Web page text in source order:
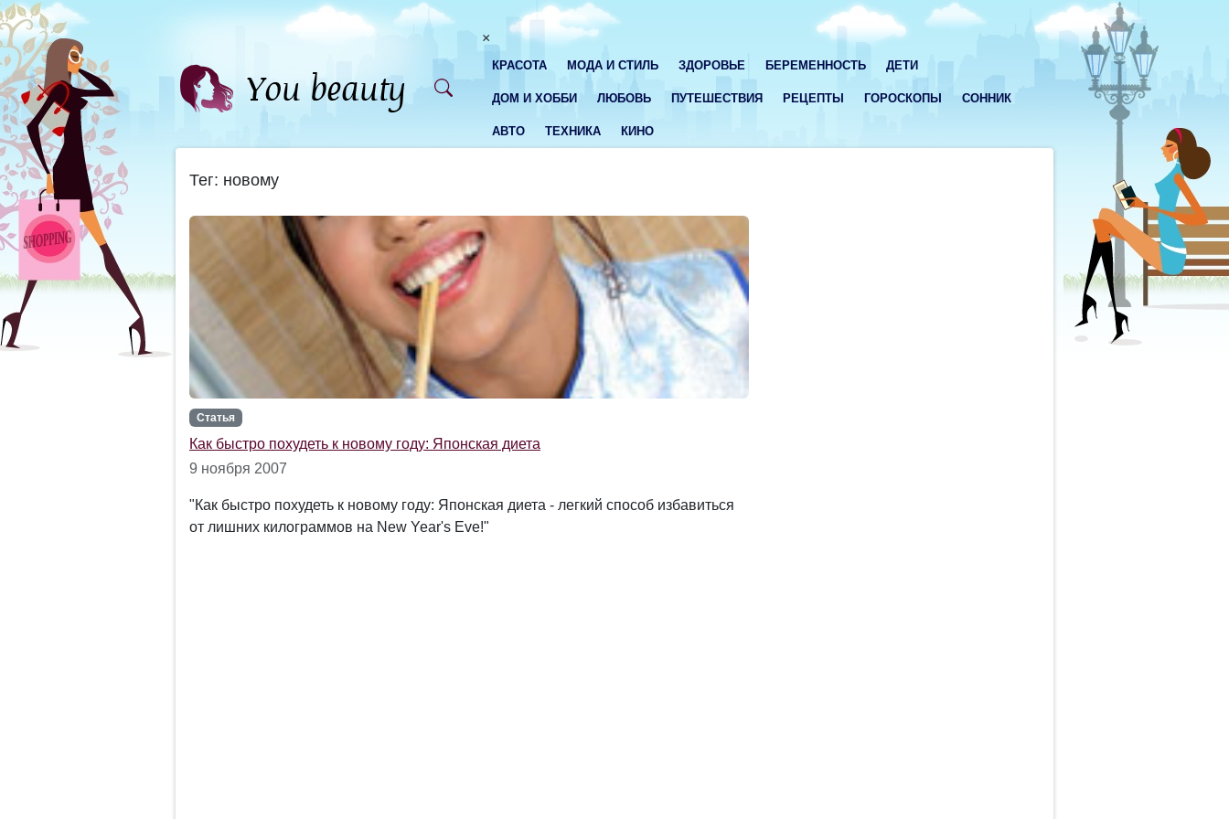
×
КРАСОТА МОДА И СТИЛЬ ЗДОРОВЬЕ БЕРЕМЕННОСТЬ ДЕТИ
ДОМ И ХОББИ ЛЮБОВЬ ПУТЕШЕСТВИЯ РЕЦЕПТЫ ГОРОСКОПЫ СОННИК
АВТО ТЕХНИКА КИНО
Тег: новому
Статья
Как быстро похудеть к новому году: Японская диета
9 ноября 2007
"Как быстро похудеть к новому году: Японская диета - легкий способ избавиться
от лишних килограммов на New Year's Eve!"